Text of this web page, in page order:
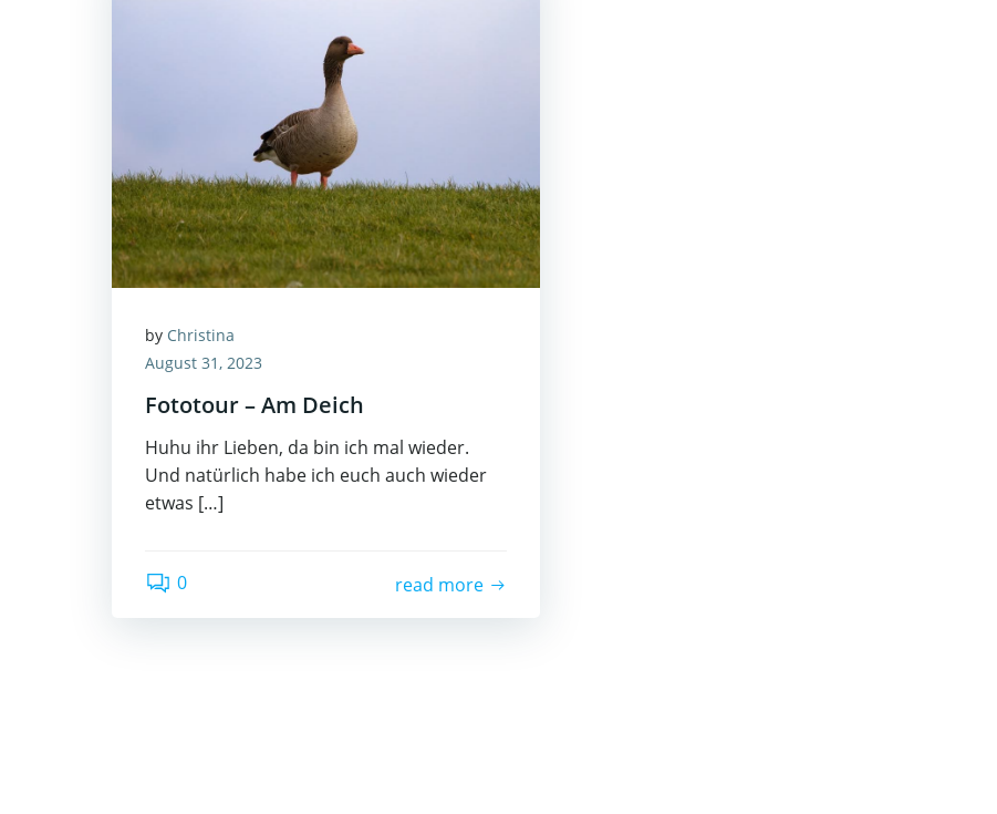
by Christina
August 31, 2023
Fototour – Am Deich
Huhu ihr Lieben, da bin ich mal wieder.
Und natürlich habe ich euch auch wieder
etwas […]
0 read more